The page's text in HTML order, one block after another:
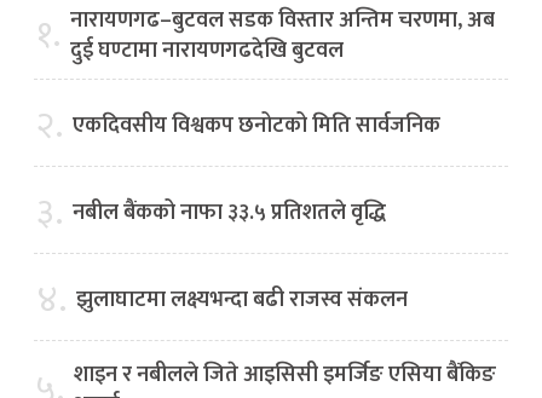
१. नारायणगढ–बुटवल सडक विस्तार अन्तिम चरणमा, अब
दुई घण्टामा नारायणगढदेखि बुटवल
२. एकदिवसीय विश्वकप छनोटको मिति सार्वजनिक
३. नबील बैंकको नाफा ३३.५ प्रतिशतले वृद्धि
४. झुलाघाटमा लक्ष्यभन्दा बढी राजस्व संकलन
शाइन र नबीलले जिते आइसिसी इमर्जिङ एसिया बैंकिङ